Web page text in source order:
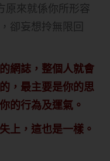
原來就係你所形容
卻妄想拎無限回
網誌，整個人就會
，最主要是你的思
的行為及運氣。
上，這也是一樣。